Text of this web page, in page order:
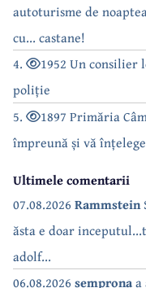
autoturisme de
cu... castane!
4.
1952 Un consilier
poliție
5.
1897 Primăria
împreună și vă
Ultimele comentarii
07.08.2026 Rammstein
ăsta e doar
adolf...
06.08.2026 sempronaa